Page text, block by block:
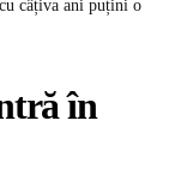
câțiva ani puțini o
în